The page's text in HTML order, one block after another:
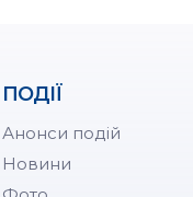
ПОДІЇ
Анонси подій
Новини